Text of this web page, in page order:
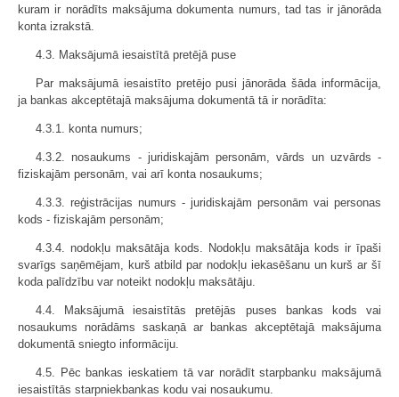
kuram ir norādīts maksājuma dokumenta numurs, tad tas ir jānorāda
konta izrakstā.
4.3. Maksājumā iesaistītā pretējā puse
Par maksājumā iesaistīto pretējo pusi jānorāda šāda informācija,
ja bankas akceptētajā maksājuma dokumentā tā ir norādīta:
4.3.1. konta numurs;
4.3.2. nosaukums - juridiskajām personām, vārds un uzvārds -
fiziskajām personām, vai arī konta nosaukums;
4.3.3. reģistrācijas numurs - juridiskajām personām vai personas
kods - fiziskajām personām;
4.3.4. nodokļu maksātāja kods. Nodokļu maksātāja kods ir īpaši
svarīgs saņēmējam, kurš atbild par nodokļu iekasēšanu un kurš ar šī
koda palīdzību var noteikt nodokļu maksātāju.
4.4. Maksājumā iesaistītās pretējās puses bankas kods vai
nosaukums norādāms saskaņā ar bankas akceptētajā maksājuma
dokumentā sniegto informāciju.
4.5. Pēc bankas ieskatiem tā var norādīt starpbanku maksājumā
iesaistītās starpniekbankas kodu vai nosaukumu.